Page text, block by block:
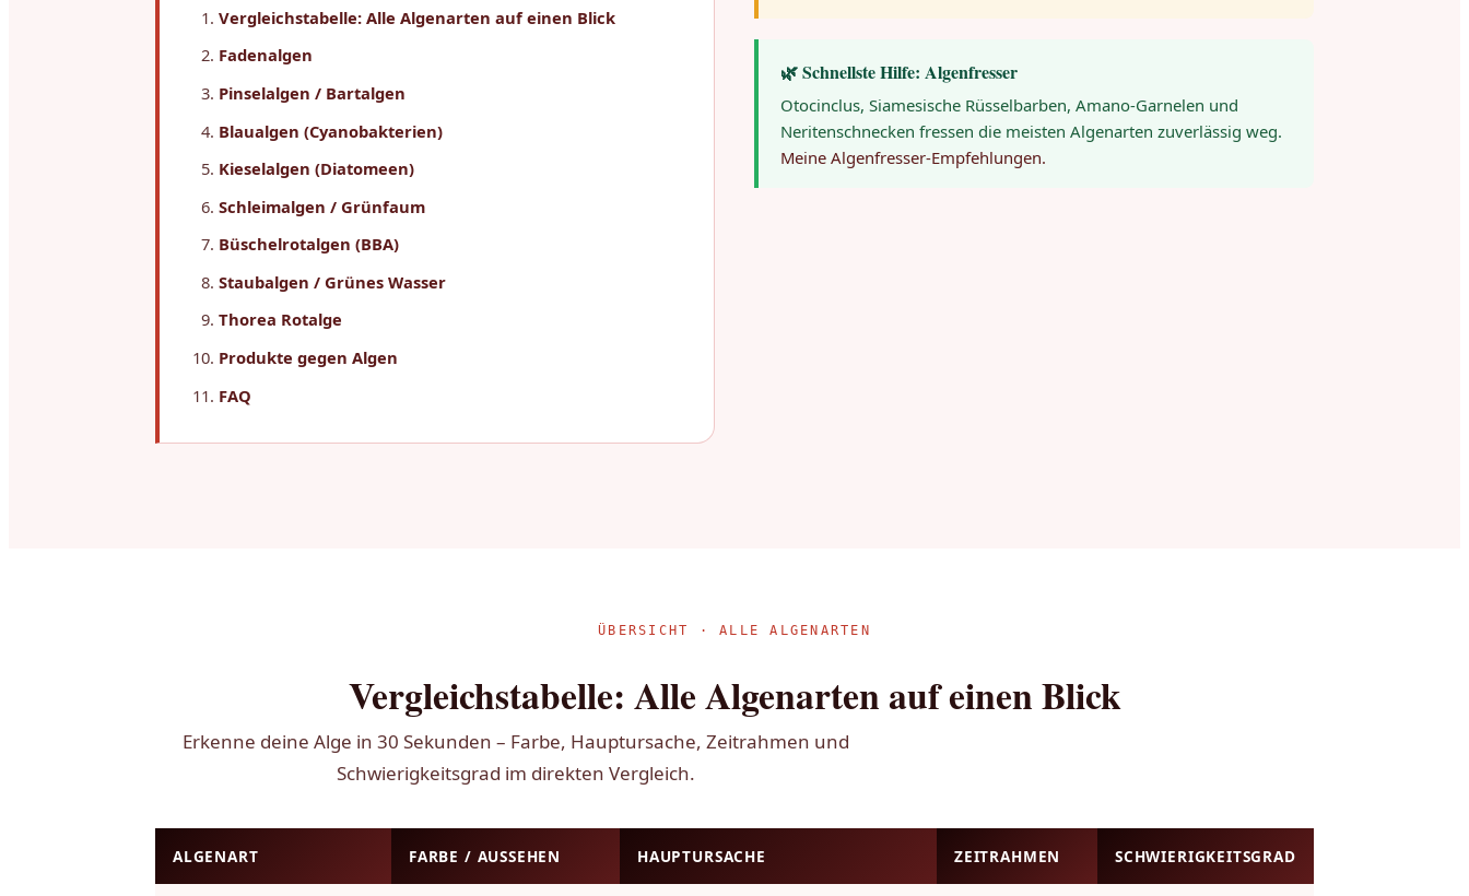
Vergleichstabelle: Alle Algenarten auf einen Blick
Fadenalgen
Pinselalgen / Bartalgen
Blaualgen (Cyanobakterien)
Kieselalgen (Diatomeen)
Schleimalgen / Grünfaum
Büschelrotalgen (BBA)
Staubalgen / Grünes Wasser
Thorea Rotalge
Produkte gegen Algen
FAQ
🌿 Schnellste Hilfe: Algenfresser
Otocinclus, Siamesische Rüsselbarben, Amano-Garnelen und
Neritenschnecken fressen die meisten Algenarten zuverlässig weg.
Meine Algenfresser-Empfehlungen.
ÜBERSICHT · ALLE ALGENARTEN
Vergleichstabelle: Alle Algenarten auf einen Blick
Erkenne deine Alge in 30 Sekunden – Farbe, Hauptursache, Zeitrahmen und
Schwierigkeitsgrad im direkten Vergleich.
ALGENART FARBE / AUSSEHEN HAUPTURSACHE ZEITRAHMEN SCHWIERIGKEITSGRAD